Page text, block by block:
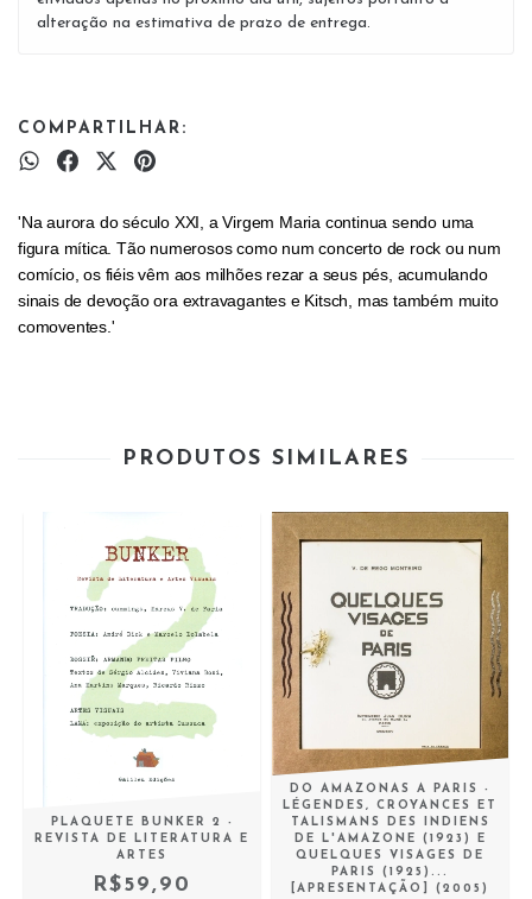
alteração na estimativa de prazo de entrega.
COMPARTILHAR:
'Na aurora do século XXI, a Virgem Maria continua sendo uma
figura mítica. Tão numerosos como num concerto de rock ou num
comício, os fiéis vêm aos milhões rezar a seus pés, acumulando
sinais de devoção ora extravagantes e Kitsch, mas também muito
comoventes.'
PRODUTOS SIMILARES
PLAQUETE BUNKER 2 -
REVISTA DE LITERATURA E
ARTES
R$59,90
DO AMAZONAS A PARIS -
LÉGENDES, CROYANCES ET
TALISMANS DES INDIENS
DE L'AMAZONE (1923) E
QUELQUES VISAGES DE
PARIS (1925)...
[APRESENTAÇÃO] (2005)